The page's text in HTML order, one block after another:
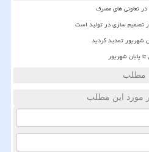
در تعاونی های مصرف
تصمیم سازی در تولید است
شهریور تمدید گردید
پایان شهریور
مطلب
مورد این مطلب